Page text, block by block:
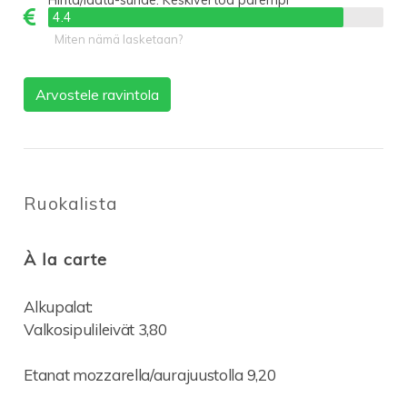
4.4
4.4
Miten nämä lasketaan?
Arvostele ravintola
Ruokalista
À la carte
Alkupalat:
Valkosipulileivät 3,80
Etanat mozzarella/aurajuustolla 9,20